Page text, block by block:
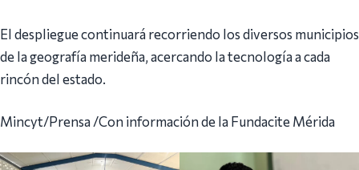
El despliegue continuará recorriendo los diversos municipios
de la geografía merideña, acercando la tecnología a cada
rincón del estado.
Mincyt/Prensa /Con información de la Fundacite Mérida